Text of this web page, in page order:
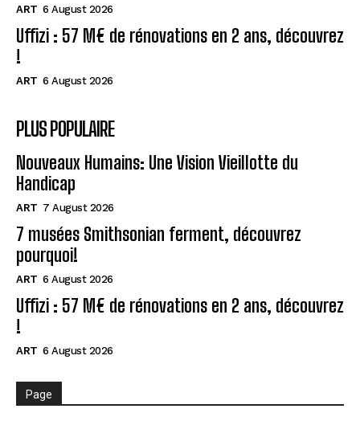
ART 6 August 2026
Uffizi : 57 M€ de rénovations en 2 ans, découvrez
!
ART 6 August 2026
PLUS POPULAIRE
Nouveaux Humains: Une Vision Vieillotte du
Handicap
ART 7 August 2026
7 musées Smithsonian ferment, découvrez
pourquoi!
ART 6 August 2026
Uffizi : 57 M€ de rénovations en 2 ans, découvrez
!
ART 6 August 2026
Page